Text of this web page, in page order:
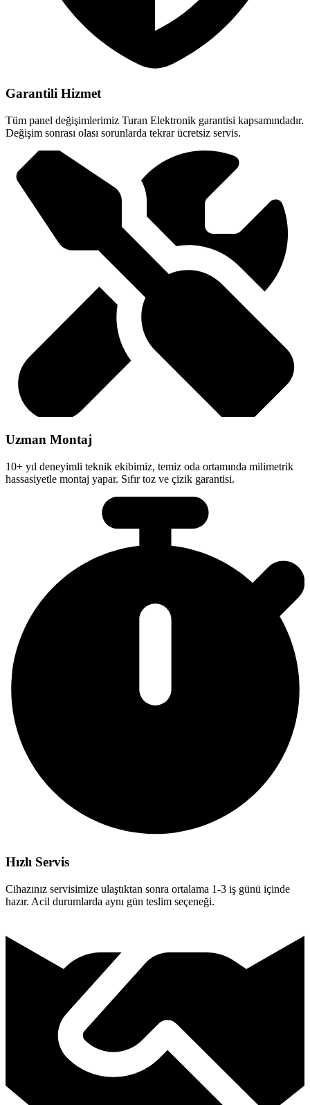
Garantili Hizmet
Tüm panel değişimlerimiz Turan Elektronik garantisi kapsamındadır.
Değişim sonrası olası sorunlarda tekrar ücretsiz servis.
Uzman Montaj
10+ yıl deneyimli teknik ekibimiz, temiz oda ortamında milimetrik
hassasiyetle montaj yapar. Sıfır toz ve çizik garantisi.
Hızlı Servis
Cihazınız servisimize ulaştıktan sonra ortalama 1-3 iş günü içinde
hazır. Acil durumlarda aynı gün teslim seçeneği.